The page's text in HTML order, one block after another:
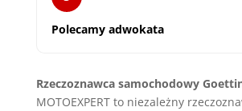
Polecamy adwokata
Rzeczoznawca samochodowy
MOTOEXPERT to niezależny